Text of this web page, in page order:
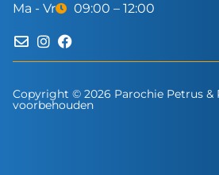
Ma - Vr 09:00 – 12:00
Copyright © 2026 Parochie Petrus &
voorbehouden